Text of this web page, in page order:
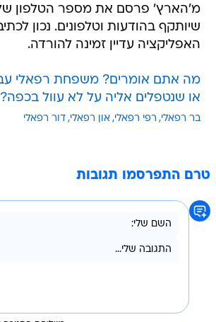
מ'הארץ' פרסם את מספר הטלפון של
שיותקף בהודעות וטלפונים. נכון
האפליקציה עדיין זמינה להורדה.
מה אתם אומרים? משפחת רפאלי
או שנטפלים אליה על לא עוול בכפה?
בר רפאלי רפי רפאלי און רפאלי דור רפאלי
טרם התפרסמו תגובות